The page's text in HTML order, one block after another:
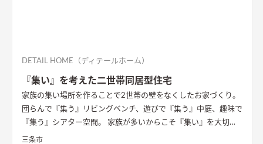
DETAIL HOME（ディテールホーム）
『集い』を考えた二世帯同居型住宅
家族の集い場所を作ることで2世帯の壁をなくしたお家づくり。
団らんで『集う』リビングベンチ、遊びで『集う』中庭、趣味で
『集う』シアター空間。 家族が多いからこそ『集い』を大切に
したお家になっています。
三条市